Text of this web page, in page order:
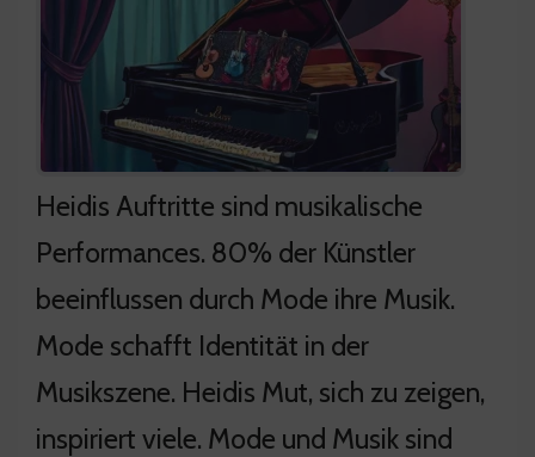
Heidis Auftritte sind musikalische
Performances. 80% der Künstler
beeinflussen durch Mode ihre Musik.
Mode schafft Identität in der
Musikszene. Heidis Mut, sich zu zeigen,
inspiriert viele. Mode und Musik sind